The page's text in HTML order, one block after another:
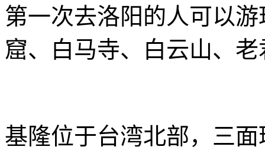
第一次去洛阳的人可以
窟、白马寺、白云山、
基隆位于台湾北部，三